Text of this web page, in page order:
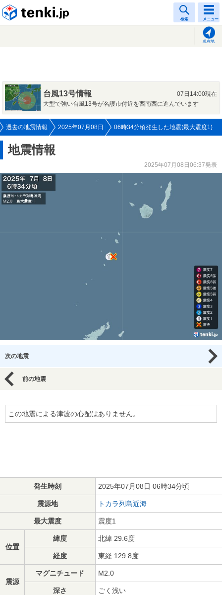
検索 メニュー
現在地
台風13号情報
07日14:00現在
大型で強い台風13号が名護市付近を西南西に進んでいます
過去の地震情報 2025年07月08日 06時34分頃発生した地震(最大震度1)
地震情報
2025年07月08日06:37発表
次の地震
前の地震
この地震による津波の心配はありません。
発生時刻 2025年07月08日 06時34分頃
震源地 トカラ列島近海
最大震度 震度1
位置
緯度 北緯 29.6度
経度 東経 129.8度
震源
マグニチュード M2.0
深さ ごく浅い